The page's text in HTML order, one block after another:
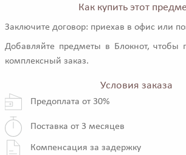
Как купить этот
Заключите договор: приехав в офис или
Добавляйте предметы в Блокнот, чтобы
комплексный заказ.
Условия заказа
Предоплата от 30%
Поставка от 3 месяцев
Компенсация за задержку